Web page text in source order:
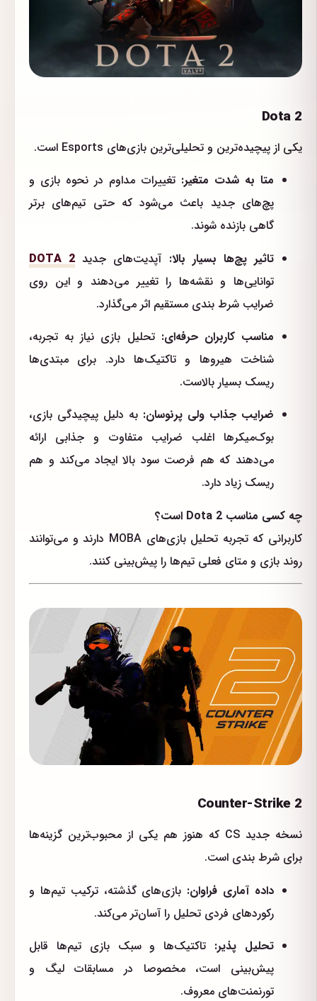
Dota 2
یکی از پیچیده‌ترین و تحلیلی‌ترین بازی‌های Esports است.
متا به شدت متغیر: تغییرات مداوم در نحوه بازی و
پچ‌های جدید باعث می‌شود که حتی تیم‌های برتر
گاهی بازنده شوند.
تاثیر پچ‌ها بسیار بالا: آپدیت‌های جدید DOTA 2
توانایی‌ها و نقشه‌ها را تغییر می‌دهند و این روی
ضرایب شرط بندی مستقیم اثر می‌گذارد.
مناسب کاربران حرفه‌ای: تحلیل بازی نیاز به تجربه،
شناخت هیروها و تاکتیک‌ها دارد. برای مبتدی‌ها
ریسک بسیار بالاست.
ضرایب جذاب ولی پرنوسان: به دلیل پیچیدگی بازی،
بوک‌میکرها اغلب ضرایب متفاوت و جذابی ارائه
می‌دهند که هم فرصت سود بالا ایجاد می‌کند و هم
ریسک زیاد دارد.
چه کسی مناسب Dota 2 است؟
کاربرانی که تجربه تحلیل بازی‌های MOBA دارند و می‌توانند
روند بازی و متای فعلی تیم‌ها را پیش‌بینی کنند.
Counter-Strike 2
نسخه جدید CS که هنوز هم یکی از محبوب‌ترین گزینه‌ها
برای شرط بندی است.
داده آماری فراوان: بازی‌های گذشته، ترکیب تیم‌ها و
رکوردهای فردی تحلیل را آسان‌تر می‌کند.
تحلیل پذیر: تاکتیک‌ها و سبک بازی تیم‌ها قابل
پیش‌بینی است، مخصوصا در مسابقات لیگ و
تورنمنت‌های معروف.